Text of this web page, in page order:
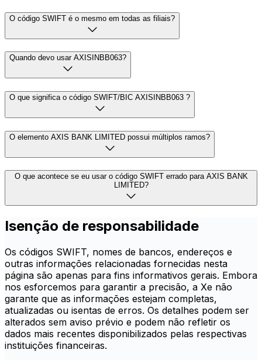
O código SWIFT é o mesmo em todas as filiais?
Quando devo usar AXISINBB063?
O que significa o código SWIFT/BIC AXISINBB063 ?
O elemento AXIS BANK LIMITED possui múltiplos ramos?
O que acontece se eu usar o código SWIFT errado para AXIS BANK
LIMITED?
Isenção de responsabilidade
Os códigos SWIFT, nomes de bancos, endereços e
outras informações relacionadas fornecidas nesta
página são apenas para fins informativos gerais. Embora
nos esforcemos para garantir a precisão, a Xe não
garante que as informações estejam completas,
atualizadas ou isentas de erros. Os detalhes podem ser
alterados sem aviso prévio e podem não refletir os
dados mais recentes disponibilizados pelas respectivas
instituições financeiras.